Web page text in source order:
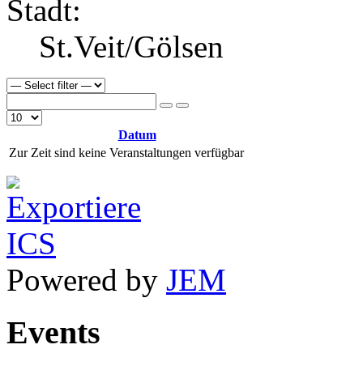
Stadt:
St.Veit/Gölsen
Datum
Zur Zeit sind keine Veranstaltungen verfügbar
Powered by JEM
Events